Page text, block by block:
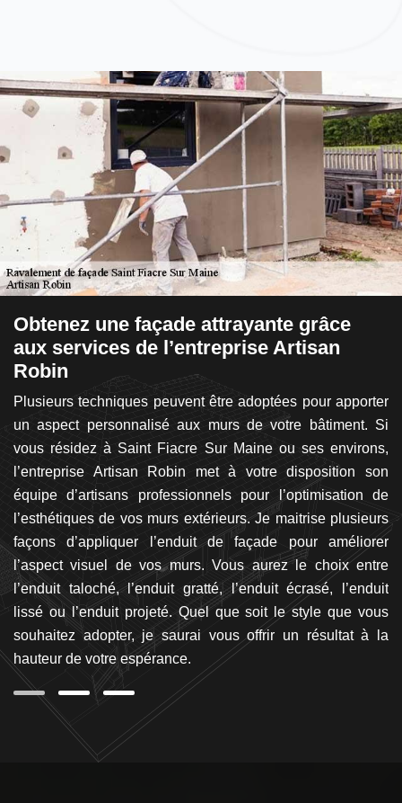
Obtenez une façade attrayante grâce
aux services de l’entreprise Artisan
Robin
Plusieurs techniques peuvent être adoptées pour apporter
un aspect personnalisé aux murs de votre bâtiment. Si
vous résidez à Saint Fiacre Sur Maine ou ses environs,
l’entreprise Artisan Robin met à votre disposition son
équipe d’artisans professionnels pour l’optimisation de
l’esthétiques de vos murs extérieurs. Je maitrise plusieurs
façons d’appliquer l’enduit de façade pour améliorer
l’aspect visuel de vos murs. Vous aurez le choix entre
l’enduit taloché, l’enduit gratté, l’enduit écrasé, l’enduit
lissé ou l’enduit projeté. Quel que soit le style que vous
souhaitez adopter, je saurai vous offrir un résultat à la
hauteur de votre espérance.